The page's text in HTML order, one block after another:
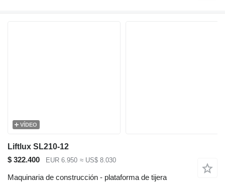
VÍDEO
Liftlux SL210-12
$ 322.400
EUR 6.950 ≈ US$ 8.030
Maquinaria de construcción - plataforma de tijera